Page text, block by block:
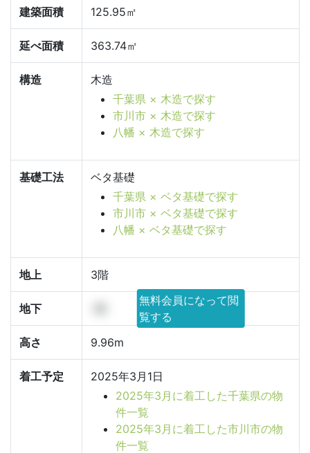
建築面積 125.95㎡
延べ面積 363.74㎡
構造
木造
千葉県 × 木造で探す
市川市 × 木造で探す
八幡 × 木造で探す
基礎工法
ベタ基礎
千葉県 × ベタ基礎で探す
市川市 × ベタ基礎で探す
八幡 × ベタ基礎で探す
地上 3階
地下
無料会員になって閲
覧する
高さ
9.96m
着工予定
2025年3月1日
2025年3月に着工した千葉県の物
件一覧
2025年3月に着工した市川市の物
件一覧